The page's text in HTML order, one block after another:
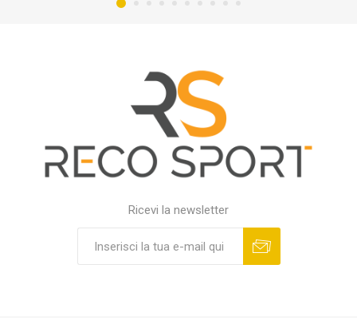
Ricevi la newsletter